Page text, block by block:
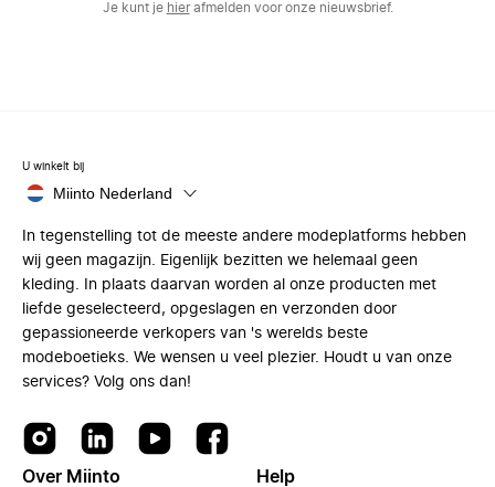
Je kunt je hierafmelden voor onze nieuwsbrief.
U winkelt bij
Miinto Nederland
In tegenstelling tot de meeste andere modeplatforms hebben
wij geen magazijn. Eigenlijk bezitten we helemaal geen
kleding. In plaats daarvan worden al onze producten met
liefde geselecteerd, opgeslagen en verzonden door
gepassioneerde verkopers van 's werelds beste
modeboetieks. We wensen u veel plezier. Houdt u van onze
services? Volg ons dan!
Over Miinto Help